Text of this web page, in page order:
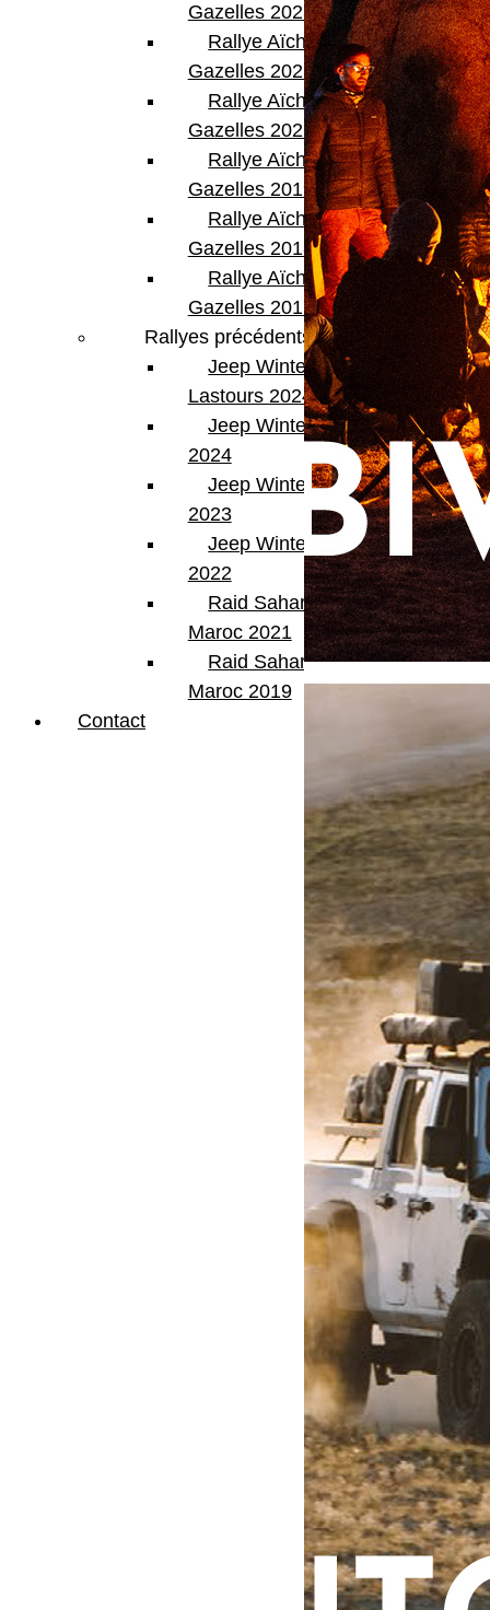
Gazelles 2023
Rallye Aïcha des
Gazelles 2022
Rallye Aïcha des
Gazelles 2021 -30th
Rallye Aïcha des
Gazelles 2019
Rallye Aïcha des
Gazelles 2018
Rallye Aïcha des
Gazelles 2017
Rallyes précédents
Jeep Winter
Lastours 2024
Jeep Winter Tour
2024
Jeep Winter Tour
2023
Jeep Winter Tour
2022
Raid Sahara Tour
Maroc 2021
Raid Sahara Tour
Maroc 2019
Contact